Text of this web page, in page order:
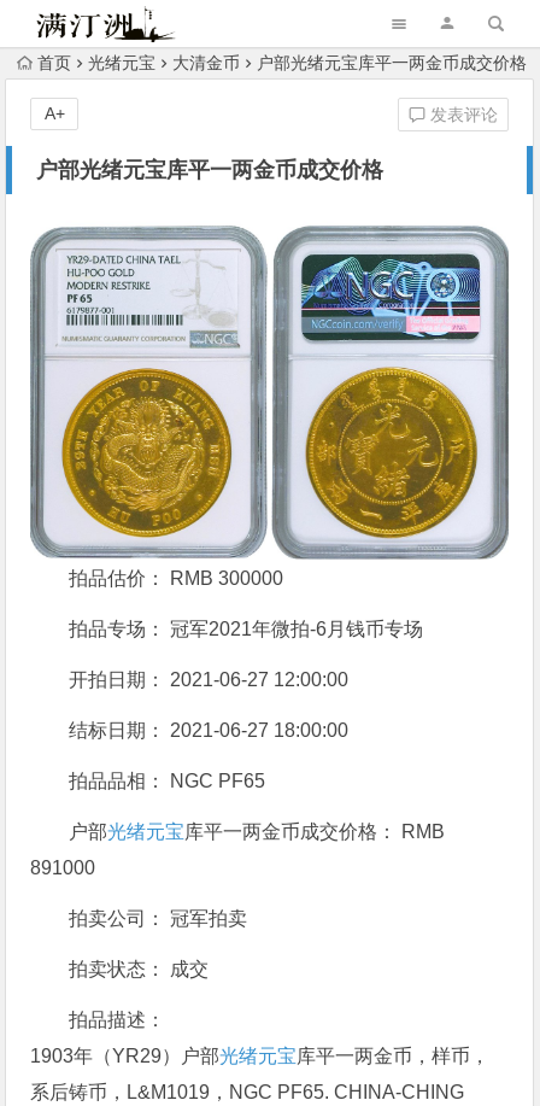
首页 光绪元宝 大清金币 户部光绪元宝库平一两金币成交价格
户部光绪元宝库平一两金币成交价格
发表评论
A+
拍品估价： RMB 300000
拍品专场： 冠军2021年微拍-6月钱币专场
开拍日期： 2021-06-27 12:00:00
结标日期： 2021-06-27 18:00:00
拍品品相： NGC PF65
户部光绪元宝库平一两金币成交价格： RMB
891000
拍卖公司： 冠军拍卖
拍卖状态： 成交
拍品描述：
1903年（YR29）户部光绪元宝库平一两金币，样币，
系后铸币，L&M1019，NGC PF65. CHINA-CHING